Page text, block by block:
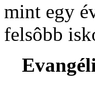
mint egy
felsôbb